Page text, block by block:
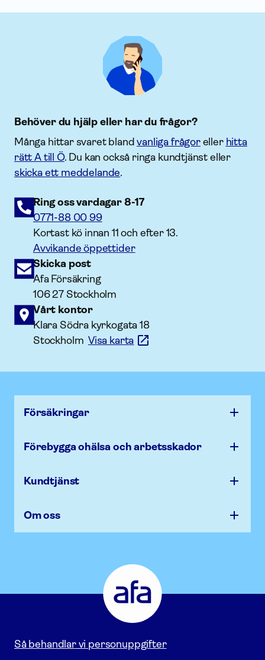
Behöver du hjälp eller har du frågor?
Många hittar svaret blandvanliga frågoreller hitta
rätt A till Ö. Du kan också ringa kundtjänst eller
skicka ett meddelande.
Ring oss vardagar 8-17
0771-88 00 99
Kortast kö innan 11 och efter 13.
Avvikande öppettider
Skicka post
Afa Försäkring
106 27 Stockholm
Vårt kontor
Klara Södra kyrkogata 18
StockholmVisa karta
Försäk­ringar
Förebygga ohälsa och arbets­skador
Kundtjänst
Om oss
Försäkring
Gå
till
startsidan
Så behandlar vi personuppgifter